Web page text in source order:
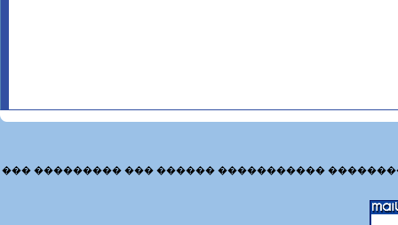
��� ��������� ��� ������ �����������